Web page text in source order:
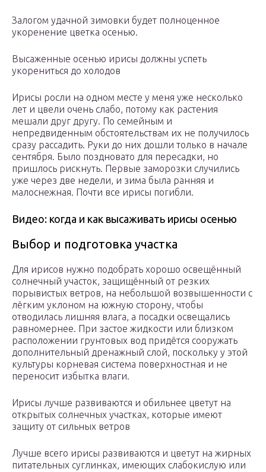
Залогом удачной зимовки будет полноценное
укоренение цветка осенью.
Высаженные осенью ирисы должны успеть
укорениться до холодов
Ирисы росли на одном месте у меня уже несколько
лет и цвели очень слабо, потому как растения
мешали друг другу. По семейным и
непредвиденным обстоятельствам их не получилось
сразу рассадить. Руки до них дошли только в начале
сентября. Было поздновато для пересадки, но
пришлось рискнуть. Первые заморозки случились
уже через две недели, и зима была ранняя и
малоснежная. Почти все ирисы погибли.
Видео: когда и как высаживать ирисы осенью
Выбор и подготовка участка
Для ирисов нужно подобрать хорошо освещённый
солнечный участок, защищённый от резких
порывистых ветров, на небольшой возвышенности с
лёгким уклоном на южную сторону, чтобы
отводилась лишняя влага, а посадки освещались
равномернее. При застое жидкости или близком
расположении грунтовых вод придётся сооружать
дополнительный дренажный слой, поскольку у этой
культуры корневая система поверхностная и не
переносит избытка влаги.
Ирисы лучше развиваются и обильнее цветут на
открытых солнечных участках, которые имеют
защиту от сильных ветров
Лучше всего ирисы развиваются и цветут на жирных
питательных суглинках, имеющих слабокислую или